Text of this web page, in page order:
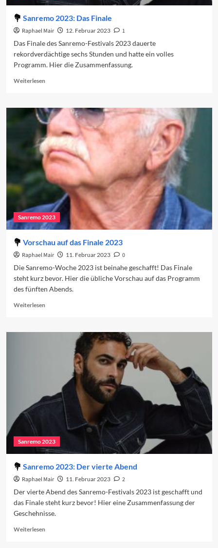
Sanremo 2023: Das Finale
Raphael Mair 12. Februar 2023
1
Das Finale des Sanremo-Festivals 2023 dauerte
rekordverdächtige sechs Stunden und hatte ein volles
Programm. Hier die Zusammenfassung.
WeiterlesenRead
Sanremo
2023:
Das
Finale
Sanremo 2023
Vorschau auf das Finale 2023
Raphael Mair 11. Februar 2023
0
Die Sanremo-Woche 2023 ist beinahe geschafft! Das Finale
steht kurz bevor. Hier die übliche Vorschau auf das Programm
des fünften Abends.
WeiterlesenRead
Vorschau
Sanremo 2023
Sanremo 2023: Der vierte Abend
Raphael Mair 11. Februar 2023
2
Der vierte Abend des Sanremo-Festivals 2023 ist geschafft und
das Finale steht kurz bevor! Hier eine Zusammenfassung der
Geschehnisse.
WeiterlesenRead